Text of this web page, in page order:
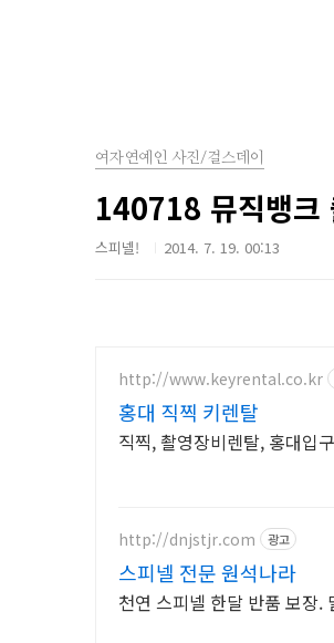
여자연예인 사진/걸스데이
140718 뮤직뱅크
스피넬! 2014. 7. 19. 00:13
http://www.keyrental.co.kr
홍대 직찍 키렌탈
직찍, 촬영장비렌탈, 홍대입
http://dnjstjr.com 광고
스피넬 전문 원석나라
천연 스피넬 한달 반품 보장.